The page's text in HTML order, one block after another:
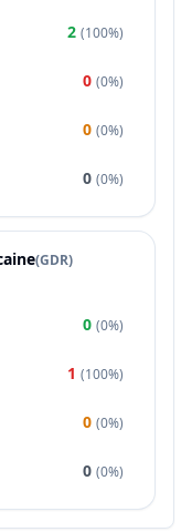
2 (100%)
0 (0%)
0 (0%)
0 (0%)
(GDR)
0 (0%)
1 (100%)
0 (0%)
0 (0%)